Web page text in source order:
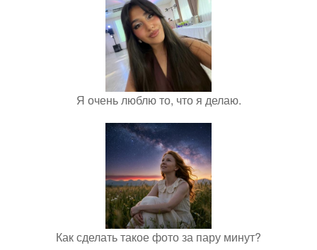
Я очень люблю то, что я делаю.
Как сделать такое фото за пару минут?